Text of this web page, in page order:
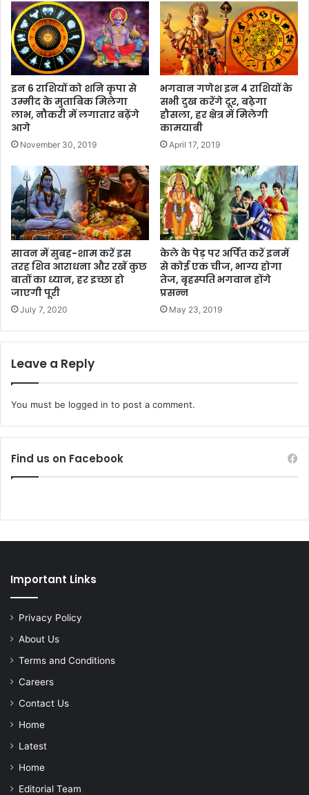
इन 6 राशियों को शनि कृपा से
उम्मीद के मुताबिक मिलेगा
लाभ, नौकरी में लगातार बढ़ेंगे
आगे
November 30, 2019
भगवान गणेश इन 4 राशियों के
सभी दुख करेंगे दूर, बढ़ेगा
हौसला, हर क्षेत्र में मिलेगी
कामयाबी
April 17, 2019
सावन में सुबह-शाम करें इस
तरह शिव आराधना और रखें कुछ
बातों का ध्यान, हर इच्छा हो
जाएगी पूरी
July 7, 2020
केले के पेड़ पर अर्पित करें इनमें
से कोई एक चीज, भाग्य होगा
तेज, बृहस्पति भगवान होंगे
प्रसन्न
May 23, 2019
Leave a Reply
You must be logged in to post a comment.
Find us on Facebook
Important Links
Privacy Policy
About Us
Terms and Conditions
Careers
Contact Us
Home
Latest
Home
Editorial Team